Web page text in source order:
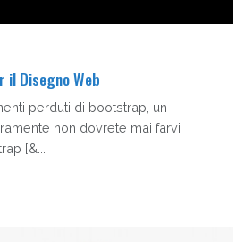
il Disegno Web
perduti di bootstrap, un
non dovrete mai farvi
[&...